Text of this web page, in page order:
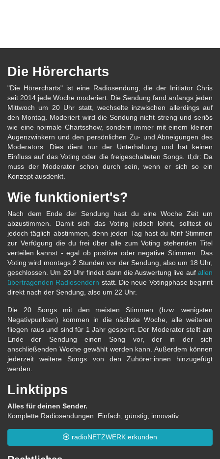
Die Hörercharts
"Die Hörercharts" ist eine Radiosendung, die der Initiator Chris
seit 2014 jede Woche moderiert. Die Sendung fand anfangs jeden
Mittwoch um 20 Uhr statt, wechselte inzwischen allerdings auf
den Montag. Moderiert wird die Sendung nicht streng und seriös
wie eine normale Chartsshow, sondern immer mit einem kleinen
Augenzwinkern und den persönlichen Zu- und Abneigungen des
Moderators. Dies dient nur der Unterhaltung und hat keinen
Einfluss auf das Voting oder die freigeschalteten Songs. tl;dr: Da
muss der Moderator schon durch sein, wenn er sich so ein
Konzept ausdenkt.
Wie funktioniert's?
Nach dem Ende der Sendung hast du eine Woche Zeit um
abzustimmen. Damit sich das Voting jedoch lohnt, solltest du
jedoch täglich abstimmen, denn jeden Tag hast du fünf Stimmen
zur Verfügung die du frei über alle zum Voting stehenden Titel
verteilen kannst - egal ob positive oder negative Stimmen. Das
Voting wird montags 2 Stunden vor der Sendung, also um 18 Uhr,
geschlossen. Um 20 Uhr findet dann die Auswertung live auf allen
übertragenden Radiosendern statt. Die neue Votingphase beginnt
direkt nach der Sendung, also um 22 Uhr.
Die 20 Songs mit den meisten Stimmen (bzw. wenigsten
Negativpunkten) kommen in die nächste Woche, alle weiteren
fliegen raus und sind für 1 Jahr gesperrt. Der Moderator stellt am
Ende der Sendung einen Song vor, der in der sich
anschließenden Woche gewählt werden kann. Außerdem können
jederzeit weitere Songs von den Zuhörer:innen hinzugefügt
werden.
Linktipps
Alles für deinen Sender.
Komplette Radiosendungen. Einfach, günstig, innovativ.
radioNETZWERK erkunden